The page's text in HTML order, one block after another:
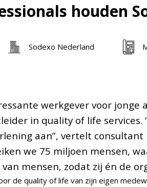
houden
Sodexo Nederland
werkgever voor
in quality of life services.
aan”, vertelt consultant
we 75 miljoen mensen,
mensen, zodat zij én de
de quality of life van zijn eigen